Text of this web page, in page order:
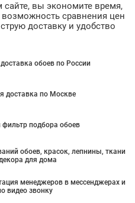
вы экономите время,
возможность сравнения цен
доставку и удобство
обоев по России
доставка по Москве
подбора обоев
обоев, красок, лепнины, ткани
для дома
менеджеров в мессенджерах и
видео звонку